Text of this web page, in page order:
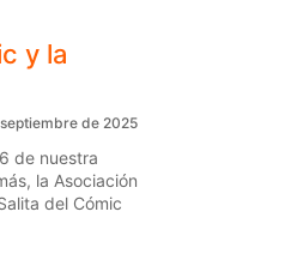
y la
de 2025
de nuestra
la Asociación
del Cómic